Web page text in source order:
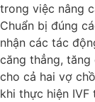
trong việc nâng
Chuẩn bị đúng
nhận các tác
căng thẳng,
cho cả hai vợ
khi thực hiện